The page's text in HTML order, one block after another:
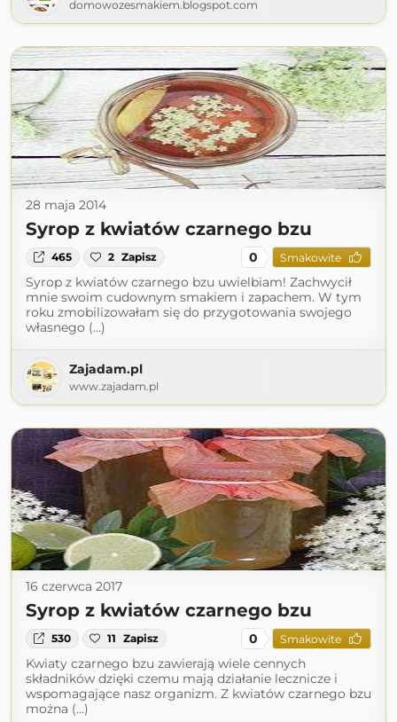
domowozesmakiem.blogspot.com
28 maja 2014
Syrop z kwiatów czarnego bzu
465 2 Zapisz 0 Smakowite
Syrop z kwiatów czarnego bzu uwielbiam! Zachwycił
mnie swoim cudownym smakiem i zapachem. W tym
roku zmobilizowałam się do przygotowania swojego
własnego (...)
Zajadam.pl
www.zajadam.pl
16 czerwca 2017
Syrop z kwiatów czarnego bzu
530 11 Zapisz 0 Smakowite
Kwiaty czarnego bzu zawierają wiele cennych
składników dzięki czemu mają działanie lecznicze i
wspomagające nasz organizm. Z kwiatów czarnego bzu
można (...)